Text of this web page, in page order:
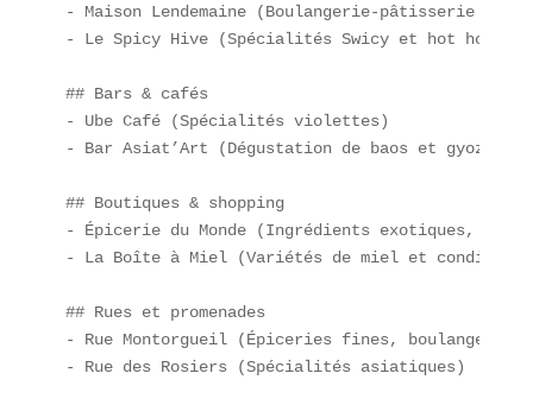
- Maison Lendemaine (Boulangerie-pâtisserie
- Le Spicy Hive (Spécialités Swicy et hot honey)
## Bars & cafés
- Ube Café (Spécialités violettes)
- Bar Asiat’Art (Dégustation de baos et gyozas)
## Boutiques & shopping
- Épicerie du Monde (Ingrédients exotiques,
- La Boîte à Miel (Variétés de miel et
## Rues et promenades
- Rue Montorgueil (Épiceries fines,
- Rue des Rosiers (Spécialités asiatiques)